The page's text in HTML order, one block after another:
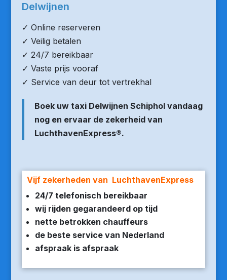
Delwijnen
✓ Online reserveren
✓ Veilig betalen
✓ 24/7 bereikbaar
✓ Vaste prijs vooraf
✓ Service van deur tot vertrekhal
Boek uw taxi Delwijnen Schiphol vandaag
nog en ervaar de zekerheid van
LuchthavenExpress®.
Vijf zekerheden van LuchthavenExpress
24/7 telefonisch bereikbaar
wij rijden gegarandeerd op tijd
nette betrokken chauffeurs
de beste service van Nederland
afspraak is afspraak